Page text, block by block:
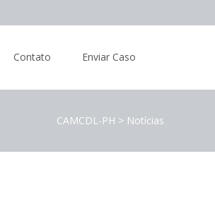
Contato Enviar Caso
CAMCDL-PH > Notícias